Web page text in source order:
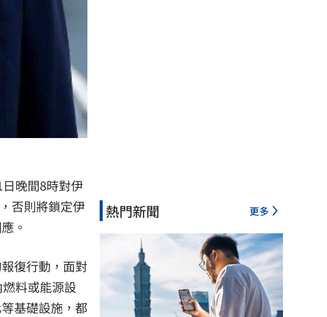
晚間8時對伊
否則將鎖定伊
。
復行動，面對
料或能源設
基礎設施，都
熱門新聞 更多